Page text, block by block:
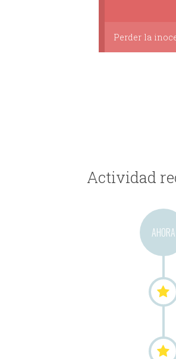
Perder la
Actividad
AHORA